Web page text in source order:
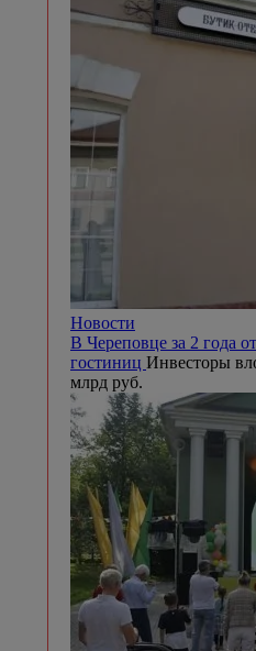
Новости
В Череповце за 2 года
гостиниц Инвесторы
млрд руб.